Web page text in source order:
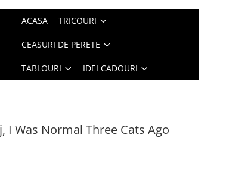
ACASA TRICOURI
CEASURI DE PERETE
TABLOURI IDEI CADOURI
Was Normal Three Cats Ago